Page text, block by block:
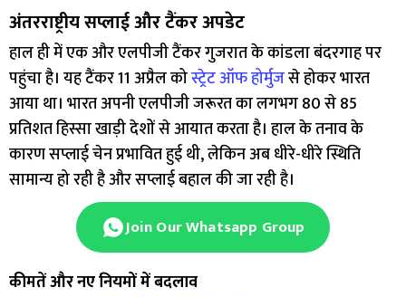
अंतरराष्ट्रीय सप्लाई और टैंकर अपडेट
हाल ही में एक और एलपीजी टैंकर गुजरात के कांडला बंदरगाह पर
पहुंचा है। यह टैंकर 11 अप्रैल कोस्ट्रेट ऑफ होर्मुजसे होकर भारत
आया था। भारत अपनी एलपीजी जरूरत का लगभग 80 से 85
प्रतिशत हिस्सा खाड़ी देशों से आयात करता है। हाल के तनाव के
कारण सप्लाई चेन प्रभावित हुई थी, लेकिन अब धीरे-धीरे स्थिति
सामान्य हो रही है और सप्लाई बहाल की जा रही है।
Join Our Whatsapp Group
कीमतें और नए नियमों में बदलाव